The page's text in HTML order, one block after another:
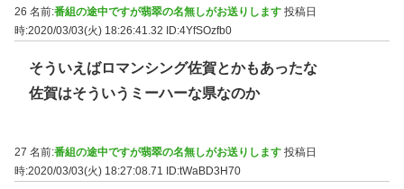
26 名前:番組の途中ですが翡翠の名無しがお送りします 投稿日
時:2020/03/03(火) 18:26:41.32 ID:4YfSOzfb0
そういえばロマンシング佐賀とかもあったな
佐賀はそういうミーハーな県なのか
27 名前:番組の途中ですが翡翠の名無しがお送りします 投稿日
時:2020/03/03(火) 18:27:08.71
ID:tWaBD3H70